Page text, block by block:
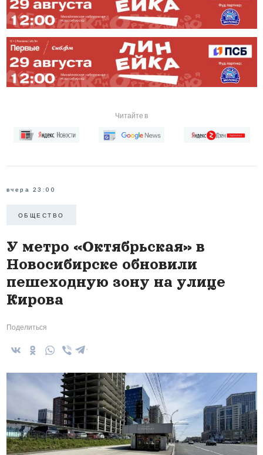
Читайте в
вчера 23:00
ОБЩЕСТВО
У метро «Октябрьская» в
Новосибирске обновили
пешеходную зону на улице
Кирова
Поделиться